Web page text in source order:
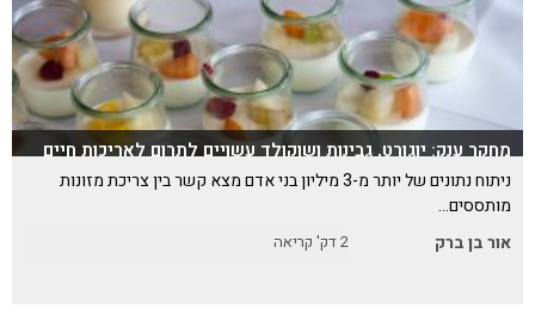
מחקר ענק: יוגורט, גבינות ושוקולד עשויים לתרום לאריכות חיים
ניתוח נתונים של יותר מ-3 מיליון בני אדם מצא קשר בין צריכת מזונות
מותססים…
אור בן ברק
2דק' קריאה